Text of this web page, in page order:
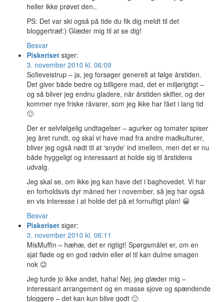
heller ikke prøvet den..
PS: Det var ski også på tide du fik dig meldt til det
bloggertræf:) Glæder mig til at se dig!
Besvar
Piskeriset siger:
3. november 2010 kl. 06:09
Sofieveistrup – ja, jeg forsøger generelt at følge årstiden.
Det giver både bedre og billigere mad, det er miljørigtigt –
og så bliver jeg endnu gladere, når årstiden skifter, og der
kommer nye friske råvarer, som jeg ikke har fået i lang tid
🙂
Der er selvfølgelig undtagelser – agurker og tomater spiser
jeg året rundt, og skal vi have mad fra andre madkulturer,
bliver jeg også nødt til at 'snyde' ind imellem, men det er nu
både hyggeligt og interessant at holde sig til årstidens
udvalg.
Jeg skal se, om ikke jeg kan have det i baghovedet. Vi har
en forholdsvis dyr måned her i november, så jeg har også
en vis interesse i at holde det på et fornuftigt plan! 😀
Besvar
Piskeriset siger:
3. november 2010 kl. 06:11
MisMuffin – hæhæ, det er rigtigt! Spørgsmålet er, om en
sjat fløde og en god rødvin eller øl til kan dulme smagen
nok 😉
Jeg turde jo ikke andet, haha! Nej, jeg glæder mig –
interessant arrangement og en masse sjove og spændende
bloggere – det kan kun blive godt 🙂